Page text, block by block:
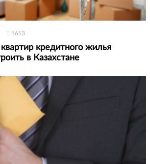
1613
кредитного жилья
в Казахстане